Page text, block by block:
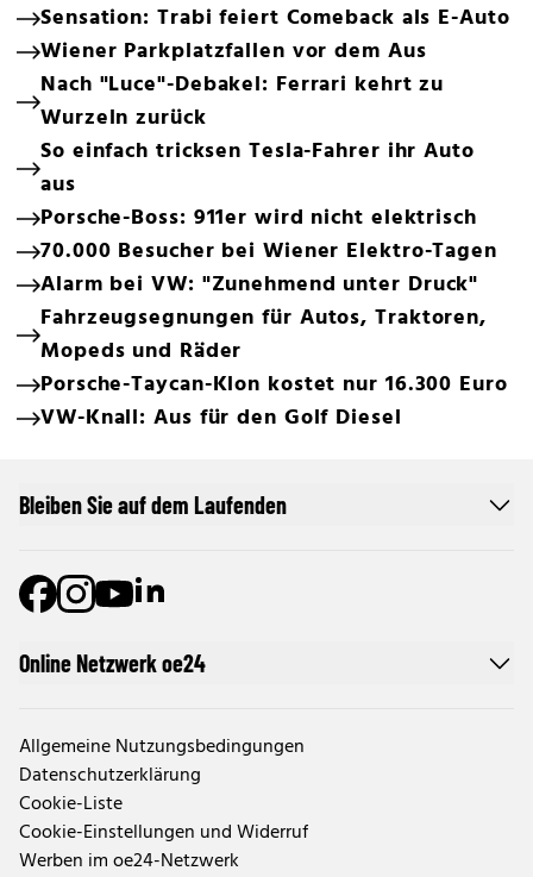
Sensation: Trabi feiert Comeback als E-Auto
Wiener Parkplatzfallen vor dem Aus
Nach "Luce"-Debakel: Ferrari kehrt zu
Wurzeln zurück
So einfach tricksen Tesla-Fahrer ihr Auto
aus
Porsche-Boss: 911er wird nicht elektrisch
70.000 Besucher bei Wiener Elektro-Tagen
Alarm bei VW: "Zunehmend unter Druck"
Fahrzeugsegnungen für Autos, Traktoren,
Mopeds und Räder
Porsche-Taycan-Klon kostet nur 16.300 Euro
VW-Knall: Aus für den Golf Diesel
Online Netzwerk oe24
Allgemeine Nutzungsbedingungen
Datenschutzerklärung
Cookie-Liste
Cookie-Einstellungen und Widerruf
Werben im oe24-Netzwerk
Bleiben Sie auf dem Laufenden